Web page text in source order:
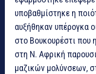
υποβαθμίστηκε η
αυξήθηκαν υπέρογκα
στο Βουκουρέστι που
στη Ν. Αφρική
μαζικών μολύνσεων,